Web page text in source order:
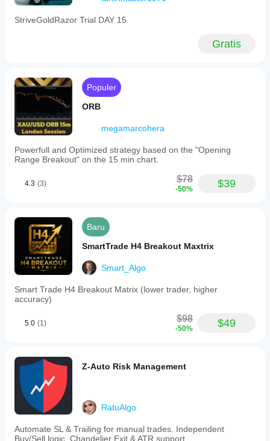
StriveGoldRazor Trial DAY 15
Gratis
Populer
ORB
megamarcohera
Powerfull and Optimized strategy based on the "Opening
Range Breakout" on the 15 min chart.
4.3 (3) $78
-50% $39
Baru
SmartTrade H4 Breakout Maxtrix
Smart_Algo
Smart Trade H4 Breakout Matrix (lower trader, higher
accuracy)
5.0 (1) $98
-50% $49
Z-Auto Risk Management
RatuAlgo
Automate SL & Trailing for manual trades. Independent
Buy/Sell logic. Chandelier Exit & ATR support.